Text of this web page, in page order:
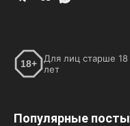
18+
Для лиц старше 18
лет
Популярные посты